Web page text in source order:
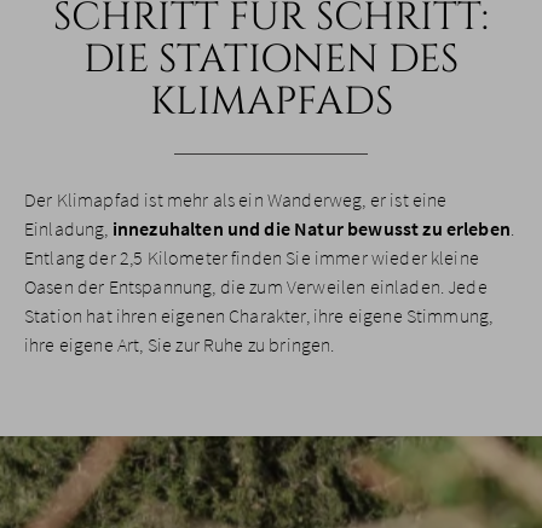
SCHRITT FÜR SCHRITT:
DIE STATIONEN DES
KLIMAPFADS
Der Klimapfad ist mehr als ein Wanderweg, er ist eine
Einladung, innezuhalten und die Natur bewusst zu erleben.
Entlang der 2,5 Kilometer finden Sie immer wieder kleine
Oasen der Entspannung, die zum Verweilen einladen. Jede
Station hat ihren eigenen Charakter, ihre eigene Stimmung,
ihre eigene Art, Sie zur Ruhe zu bringen.